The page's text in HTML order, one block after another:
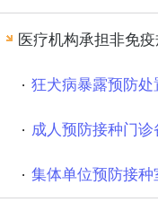
医疗机构承担非免
狂犬病暴露预防处
成人预防接种门诊
集体单位预防接种